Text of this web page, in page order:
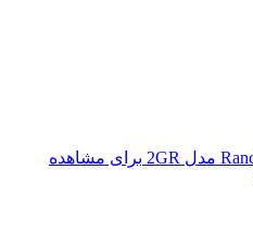
برای مشاهده